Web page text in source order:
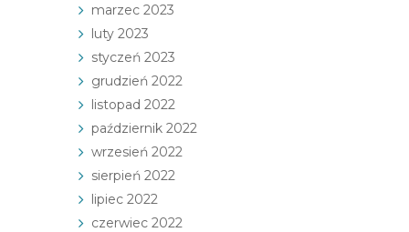
marzec 2023
luty 2023
styczeń 2023
grudzień 2022
listopad 2022
październik 2022
wrzesień 2022
sierpień 2022
lipiec 2022
czerwiec 2022